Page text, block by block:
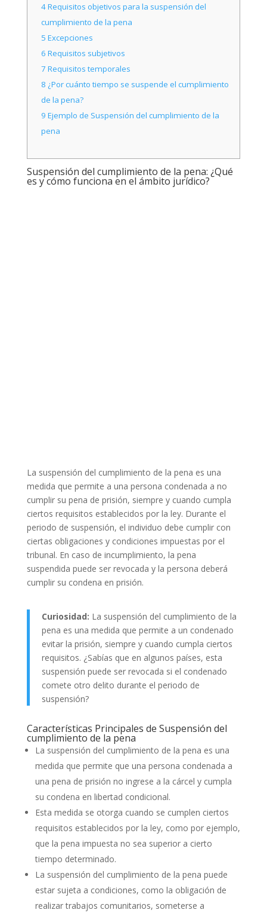
4Requisitos objetivos para la suspensión del
cumplimiento de la pena
5 Excepciones
6 Requisitos subjetivos
7 Requisitos temporales
8 ¿Por cuánto tiempo se suspende el cumplimiento
de la pena?
9 Ejemplo de Suspensión del cumplimiento de la
pena
Suspensión del cumplimiento de la pena: ¿Qué
es y cómo funciona en el ámbito jurídico?
La suspensión del cumplimiento de la pena es una
medida que permite a una persona condenada a no
cumplir su pena de prisión, siempre y cuando cumpla
ciertos requisitos establecidos por la ley. Durante el
periodo de suspensión, el individuo debe cumplir con
ciertas obligaciones y condiciones impuestas por el
tribunal. En caso de incumplimiento, la pena
suspendida puede ser revocada y la persona deberá
cumplir su condena en prisión.
Curiosidad: La suspensión del cumplimiento de la
pena es una medida que permite a un condenado
evitar la prisión, siempre y cuando cumpla ciertos
requisitos. ¿Sabías que en algunos países, esta
suspensión puede ser revocada si el condenado
comete otro delito durante el periodo de
suspensión?
Características Principales de Suspensión del
cumplimiento de la pena
La suspensión del cumplimiento de la pena es una
medida que permite que una persona condenada a
una pena de prisión no ingrese a la cárcel y cumpla
su condena en libertad condicional.
Esta medida se otorga cuando se cumplen ciertos
requisitos establecidos por la ley, como por ejemplo,
que la pena impuesta no sea superior a cierto
tiempo determinado.
La suspensión del cumplimiento de la pena puede
estar sujeta a condiciones, como la obligación de
realizar trabajos comunitarios, someterse a